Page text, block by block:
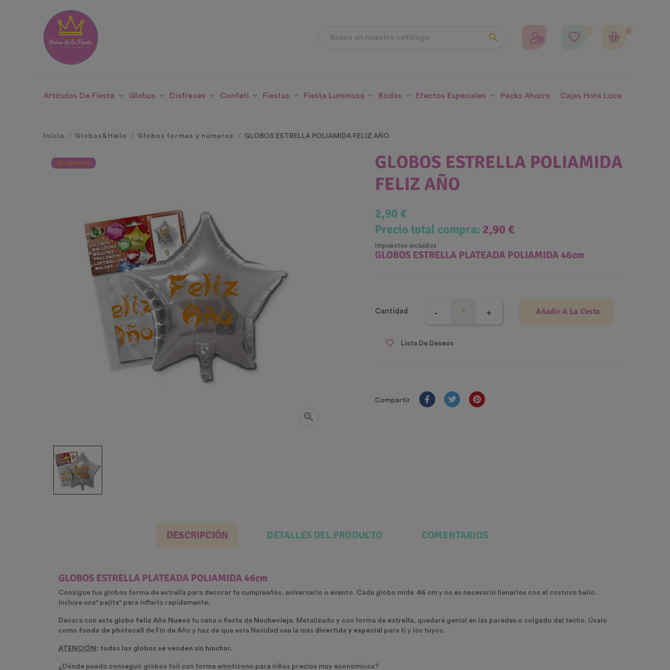

0
Artículos De Fiesta Globos Disfraces Confeti Fiestas Fiesta Luminosa Bodas Efectos Especiales Packs Ahorro Cajas Hora Loca
Inicio Globos&Helio Globos formas y números GLOBOS ESTRELLA POLIAMIDA FELIZ AÑO
¡En Oferta!

GLOBOS ESTRELLA POLIAMIDA
FELIZ AÑO
2,90 €
Precio total compra: 2,90 €
Impuestos incluidos
GLOBOS ESTRELLA PLATEADA POLIAMIDA 46cm
Cantidad Añadir A La Cesta
Lista De Deseos
Compartir
DESCRIPCIÓN DETALLES DEL PRODUCTO COMENTARIOS
GLOBOS ESTRELLA PLATEADA POLIAMIDA 46cm
Consigue tus globos forma de estrella para decorar tu cumpleaños, aniversario o evento. Cada globo mide 46 cm y no es necesario llenarlos con el costoso helio.
incluye una" pajita" para inflarlo rapidamente.
Decora con este globo feliz Año Nuevo tu cena o fiesta de Nochevieja. Metalizado y con forma de estrella, quedará genial en las paredes o colgado del techo. Úsalo
como fondo de photocall de Fin de Año y haz de que esta Navidad sea la más divertida y especial para ti y los tuyos.
ATENCIÓN : todos los globos se venden sin hinchar.
¿Dónde puedo conseguir globos foil con forma emoticono para niños precios muy económicos?